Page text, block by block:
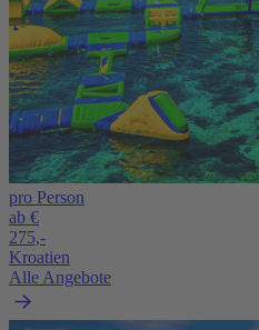
pro Person
ab €
275,-
Kroatien
Alle Angebote